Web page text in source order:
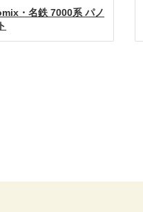
・名鉄 7000系 パノ